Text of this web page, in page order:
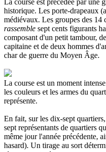
La course est précédée par une
historique. Les porte-drapeaux
médiévaux. Les groupes des 14
rassemble sept cents figurants
composant d'un petit tambour,
capitaine et de deux hommes
char de guerre du Moyen Âge.
La course est un moment
les couleurs et les armes du
représente.
En fait, sur les dix-sept
sept représentants de quartiers
même jour l'année précédente,
hasard). Un tirage au sort